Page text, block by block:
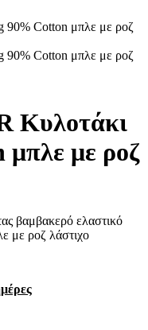
Κυλοτάκι
με ροζ
βαμβακερό ελαστικό
με ροζ λάστιχο